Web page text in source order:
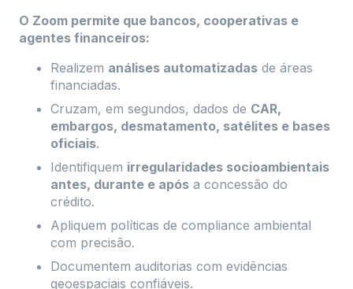
O Zoom permite que bancos, cooperativas e
agentes financeiros:
Realizem análises automatizadas de áreas
financiadas.
Cruzam, em segundos, dados de CAR,
embargos, desmatamento, satélites e bases
oficiais.
Identifiquem irregularidades socioambientais
antes, durante e após a concessão do
crédito.
Apliquem políticas de compliance ambiental
com precisão.
Documentem auditorias com evidências
geoespaciais confiáveis.